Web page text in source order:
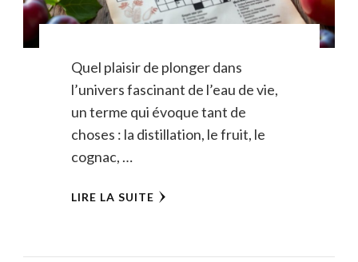
Quel plaisir de plonger dans
l’univers fascinant de l’eau de vie,
un terme qui évoque tant de
choses : la distillation, le fruit, le
cognac, …
LIRE LA SUITE